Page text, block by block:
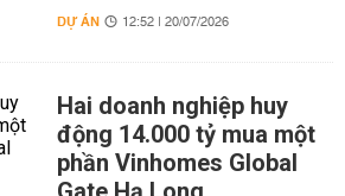
DỰ ÁN 12:52 | 20/07/2026
Hai doanh nghiệp huy
động 14.000 tỷ mua một
phần Vinhomes Global